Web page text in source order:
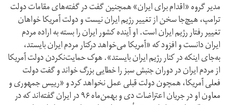
مدیر گروه «اقدام برای ایران» همچنین گفت در گفته‌های مقامات دولت
ترامپ، هیچ‌جا سخن از تغییر رژیم ایران نیست و دولت آمریکا خواهان
تغییر رفتار رژیم ایران است. او آینده‌ کشور ایران را بسته به اراده مردم
ایران دانست و افزود که «آمریکا می‌خواهد درکنار مردم ایران بایستد،
به‌جای اینکه در کنار رژیم ایران بایستد». هوک حمایت‌نکردن دولت آمریکا
از مردم ایران در دوران جنبش سبز را خطایی بزرگ خواند و گفت دولت
فعلی آمریکا، همچون دولت قبلی عمل نخواهد کرد و «رییس جمهوری و
معاون او در جریان اعتراضات دی‌ و بهمن‌ماه ۹۶ در ایران گفته‌اند که در